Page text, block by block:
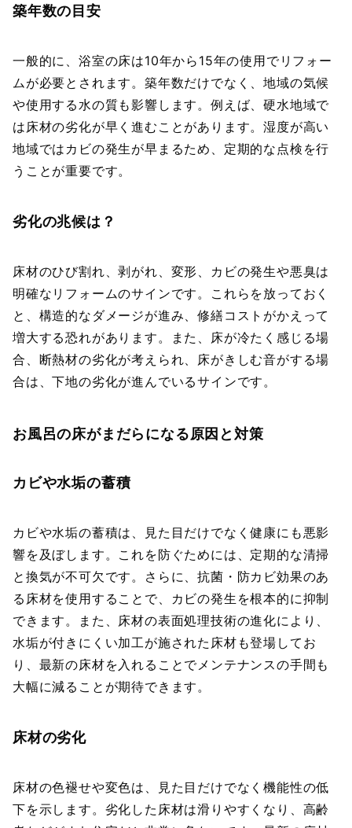
築年数の目安
一般的に、浴室の床は10年から15年の使用でリフォー
ムが必要とされます。築年数だけでなく、地域の気候
や使用する水の質も影響します。例えば、硬水地域で
は床材の劣化が早く進むことがあります。湿度が高い
地域ではカビの発生が早まるため、定期的な点検を行
うことが重要です。
劣化の兆候は？
床材のひび割れ、剥がれ、変形、カビの発生や悪臭は
明確なリフォームのサインです。これらを放っておく
と、構造的なダメージが進み、修繕コストがかえって
増大する恐れがあります。また、床が冷たく感じる場
合、断熱材の劣化が考えられ、床がきしむ音がする場
合は、下地の劣化が進んでいるサインです。
お風呂の床がまだらになる原因と対策
カビや水垢の蓄積
カビや水垢の蓄積は、見た目だけでなく健康にも悪影
響を及ぼします。これを防ぐためには、定期的な清掃
と換気が不可欠です。さらに、抗菌・防カビ効果のあ
る床材を使用することで、カビの発生を根本的に抑制
できます。また、床材の表面処理技術の進化により、
水垢が付きにくい加工が施された床材も登場してお
り、最新の床材を入れることでメンテナンスの手間も
大幅に減ることが期待できます。
床材の劣化
床材の色褪せや変色は、見た目だけでなく機能性の低
下を示します。劣化した床材は滑りやすくなり、高齢